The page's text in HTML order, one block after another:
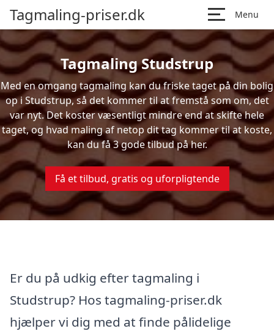
Tagmaling-priser.dk Menu
Tagmaling Studstrup
Med en omgang tagmaling kan du friske taget på din bolig
op i Studstrup, så det kommer til at fremstå som om, det
var nyt. Det koster væsentligt mindre end at skifte hele
taget, og hvad maling af netop dit tag kommer til at koste,
kan du få 3 gode tilbud på her.
Få et tilbud, gratis og uforpligtende
Er du på udkig efter tagmaling i
Studstrup? Hos tagmaling-priser.dk
hjælper vi dig med at finde pålidelige